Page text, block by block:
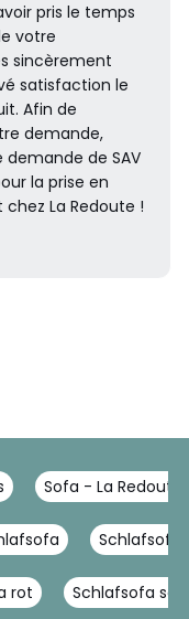
pris le temps
votre
sincèrement
satisfaction le
Afin de
demande,
de SAV
la prise en
La Redoute !
Sofa - La Redoute
Schlafsofa
rot Schlafsofa